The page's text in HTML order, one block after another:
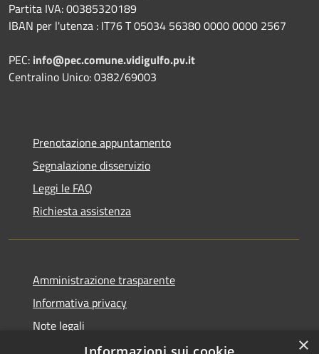
Partita IVA: 00385320189
IBAN per l'utenza : IT76 T 05034 56380 0000 0000 2567
PEC: info@pec.comune.vidigulfo.pv.it
Centralino Unico: 0382/69003
Prenotazione appuntamento
Segnalazione disservizio
Leggi le FAQ
Richiesta assistenza
Amministrazione trasparente
Informativa privacy
Note legali
Dichiarazione di accessibilità
×